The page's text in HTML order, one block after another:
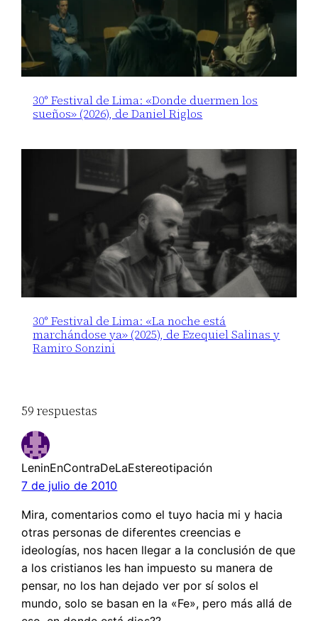
30° Festival de Lima: «Donde duermen los
sueños» (2026), de Daniel Riglos
30° Festival de Lima: «La noche está
marchándose ya» (2025), de Ezequiel Salinas y
Ramiro Sonzini
59 respuestas
LeninEnContraDeLaEstereotipación
7 de julio de 2010
Mira, comentarios como el tuyo hacia mi y hacia
otras personas de diferentes creencias e
ideologías, nos hacen llegar a la conclusión de que
a los cristianos les han impuesto su manera de
pensar, no los han dejado ver por sí solos el
mundo, solo se basan en la «Fe», pero más allá de